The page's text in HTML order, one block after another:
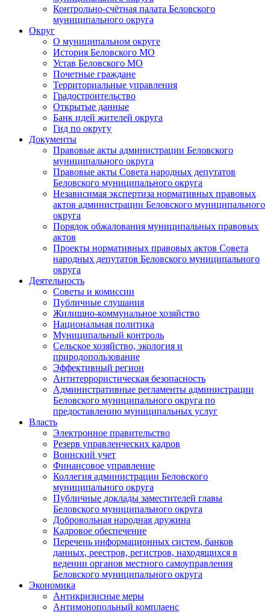
Контрольно-счётная палата Беловского
муниципального округа
Округ
О муниципальном округе
История Беловского МО
Устав Беловского МО
Почетные граждане
Территориальные управления
Градостроительство
Открытые данные
Банк идей жителей округа
Гид по округу
Документы
Правовые акты администрации Беловского
муниципального округа
Правовые акты Совета народных депутатов
Беловского муниципального округа
Независимая экспертиза нормативных правовых
актов администрации Беловского муниципального
округа
Порядок обжалования муниципальных правовых
актов
Проекты нормативных правовых актов Совета
народных депутатов Беловского муниципального
округа
Деятельность
Советы и комиссии
Публичные слушания
Жилищно-коммунальное хозяйство
Национальная политика
Муниципальный контроль
Сельское хозяйство, экология и
природопользование
Эффективный регион
Антитеррористическая безопасность
Административные регламенты администрации
Беловского муниципального округа по
предоставлению муниципальных услуг
Власть
Электронное правительство
Резерв управленческих кадров
Воинский учет
Финансовое управление
Коллегия администрации Беловского
муниципального округа
Публичные доклады заместителей главы
Беловского муниципального округа
Добровольная народная дружина
Кадровое обеспечение
Перечень информационных систем, банков
данных, реестров, регистров, находящихся в
ведении органов местного самоуправления
Беловского муниципального округа
Экономика
Антикризисные меры
Антимонопольный комплаенс